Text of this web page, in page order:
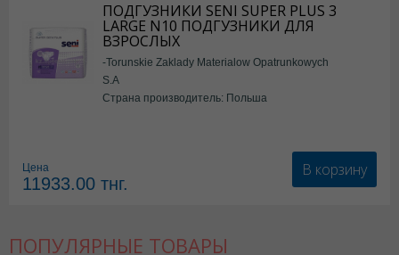
ПОДГУЗНИКИ SENI SUPER PLUS 3
LARGE N10 ПОДГУЗНИКИ ДЛЯ
ВЗРОСЛЫХ
-Torunskie Zaklady Materialow Opatrunkowych
S.A
Страна производитель: Польша
Цена
11933.00 тнг.
В корзину
ПОПУЛЯРНЫЕ ТОВАРЫ